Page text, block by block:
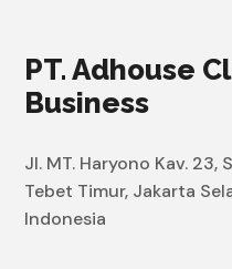
PT. Adhouse
Business
Jl. MT. Haryono Kav. 23,
Tebet Timur, Jakarta
Indonesia